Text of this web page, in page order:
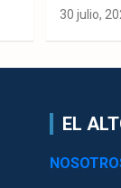
30 julio,
EL